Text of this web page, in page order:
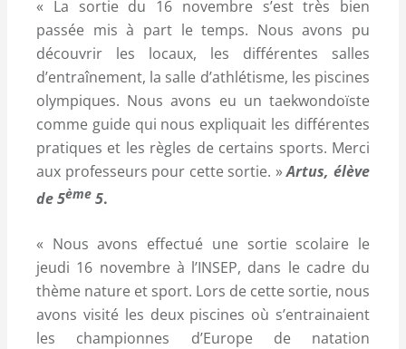
« La sortie du 16 novembre s’est très bien
passée mis à part le temps. Nous avons pu
découvrir les locaux, les différentes salles
d’entraînement, la salle d’athlétisme, les piscines
olympiques. Nous avons eu un taekwondoïste
comme guide qui nous expliquait les différentes
pratiques et les règles de certains sports. Merci
aux professeurs pour cette sortie. »Artus, élève
de 5ème 5.
« Nous avons effectué une sortie scolaire le
jeudi 16 novembre à l’INSEP, dans le cadre du
thème nature et sport. Lors de cette sortie, nous
avons visité les deux piscines où s’entrainaient
les championnes d’Europe de natation